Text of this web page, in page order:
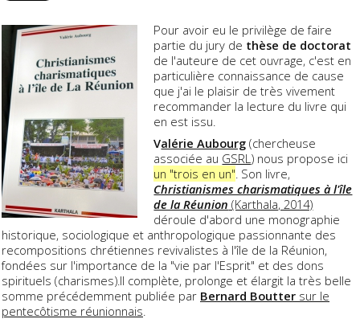
Pour avoir eu le privilège de faire
partie du jury de thèse de doctorat
de l'auteure de cet ouvrage, c'est en
particulière connaissance de cause
que j'ai le plaisir de très vivement
recommander la lecture du livre qui
en est issu.
Valérie Aubourg (chercheuse
associée au GSRL ) nous propose ici
un "trois en un" . Son livre,
Christianismes charismatiques à l'île
de la Réunion (Karthala, 2014)
déroule d'abord une monographie
historique, sociologique et anthropologique passionnante des
recompositions chrétiennes revivalistes à l'île de la Réunion,
fondées sur l'importance de la "vie par l'Esprit" et des dons
spirituels (charismes).Il complète, prolonge et élargit la très belle
somme précédemment publiée par Bernard Boutter sur le
pentecôtisme réunionnais